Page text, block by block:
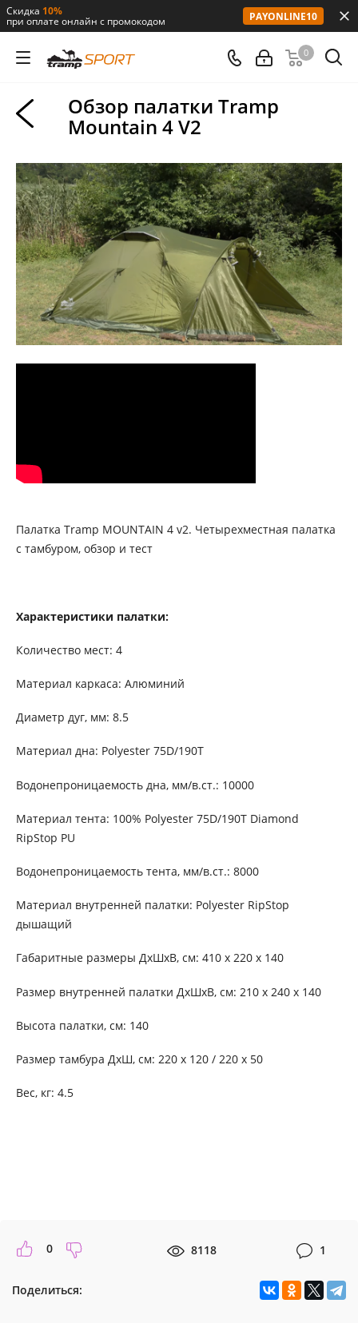
Скидка 10%
при оплате онлайн с промокодом PAYONLINE10
0
Обзор палатки Tramp
Mountain 4 V2
Палатка Tramp MOUNTAIN 4 v2. Четырехместная палатка
с тамбуром, обзор и тест
Характеристики палатки:
Количество мест: 4
Материал каркаса: Алюминий
Диаметр дуг, мм: 8.5
Материал дна: Polyester 75D/190T
Водонепроницаемость дна, мм/в.ст.: 10000
Материал тента: 100% Polyester 75D/190T Diamond
RipStop PU
Водонепроницаемость тента, мм/в.ст.: 8000
Материал внутренней палатки: Polyester RipStop
дышащий
Габаритные размеры ДхШхВ, см: 410 х 220 х 140
Размер внутренней палатки ДхШхВ, см: 210 х 240 х 140
Высота палатки, см: 140
Размер тамбура ДхШ, см: 220 х 120 / 220 х 50
Вес, кг: 4.5
0 8118 1
Поделиться: